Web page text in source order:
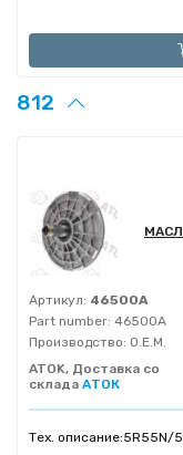
812
Артикул: 46500A
Part number: 46500A
Производство: O.E.M.
ATOK, Доставка со
склада АТОК
Тех. описание:5R55N/